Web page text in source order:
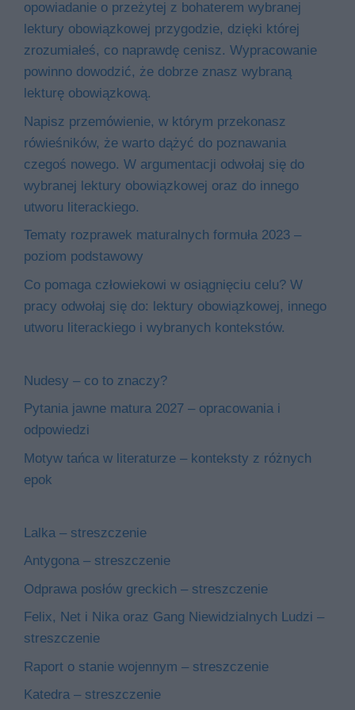
opowiadanie o przeżytej z bohaterem wybranej
lektury obowiązkowej przygodzie, dzięki której
zrozumiałeś, co naprawdę cenisz. Wypracowanie
powinno dowodzić, że dobrze znasz wybraną
lekturę obowiązkową.
Napisz przemówienie, w którym przekonasz
rówieśników, że warto dążyć do poznawania
czegoś nowego. W argumentacji odwołaj się do
wybranej lektury obowiązkowej oraz do innego
utworu literackiego.
Tematy rozprawek maturalnych formuła 2023 –
poziom podstawowy
Co pomaga człowiekowi w osiągnięciu celu? W
pracy odwołaj się do: lektury obowiązkowej, innego
utworu literackiego i wybranych kontekstów.
Nudesy – co to znaczy?
Pytania jawne matura 2027 – opracowania i
odpowiedzi
Motyw tańca w literaturze – konteksty z różnych
epok
Lalka – streszczenie
Antygona – streszczenie
Odprawa posłów greckich – streszczenie
Felix, Net i Nika oraz Gang Niewidzialnych Ludzi –
streszczenie
Raport o stanie wojennym – streszczenie
Katedra – streszczenie